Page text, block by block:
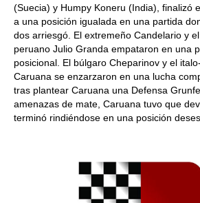
(Suecia) y Humpy Koneru (India), finalizó
a una posición igualada en una partida
dos arriesgó. El extremeño Candelario y
peruano Julio Granda empataron en una
posicional. El búlgaro Cheparinov y el
Caruana se enzarzaron en una lucha
tras plantear Caruana una Defensa
amenazas de mate, Caruana tuvo que
terminó rindiéndose en una posición